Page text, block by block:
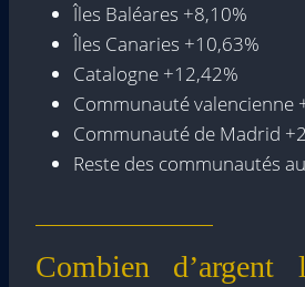
Îles Baléares +8,10%
Îles Canaries +10,63%
Catalogne +12,42%
Communauté valencienne
Communauté de Madrid
Reste des communautés
Combien d’argent